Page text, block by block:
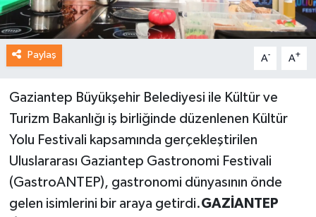
Paylaş A- A+
Gaziantep Büyükşehir Belediyesi ile Kültür ve
Turizm Bakanlığı iş birliğinde düzenlenen Kültür
Yolu Festivali kapsamında gerçekleştirilen
Uluslararası Gaziantep Gastronomi Festivali
(GastroANTEP), gastronomi dünyasının önde
gelen isimlerini bir araya getirdi.GAZİANTEP